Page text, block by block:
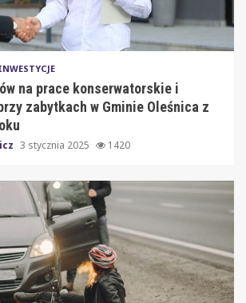
na prace konserwatorskie i
zabytkach w Gminie Oleśnica z
3 stycznia 2025 1420